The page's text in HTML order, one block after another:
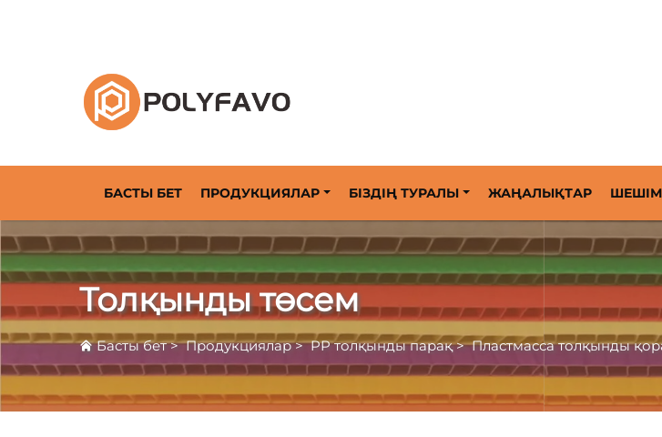
БАСТЫ БЕТ ПРОДУКЦИЯЛАР БІЗДІҢ ТУРАЛЫ ЖАҢАЛЫҚТАР
Толқынды төсем
Басты бет>Продукциялар>PP толқынды парақ>Пластмасса толқынды